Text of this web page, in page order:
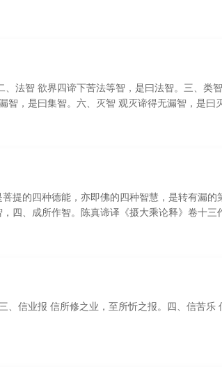
法智 欲界四谛下苦法等智，是曰法智。三、类
，是曰集智。六、灭智 观灭谛得无漏智，是曰
提的四种德能，亦即佛的四种智慧，是转有漏的
四、成所作智。陈真谛译《摄大乘论释》卷十三
信业报 信所修之业，至所忻之报。四、信苦乐